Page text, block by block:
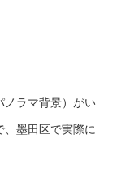
ラマ背景）がい
墨田区で実際に